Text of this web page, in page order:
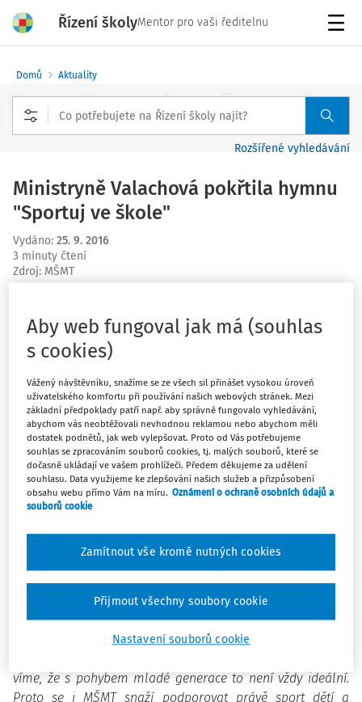
Řízení školyMentor pro vaši ředitelnu
Domů Aktuality
Rozšířené vyhledávání
Ministryně Valachová pokřtila hymnu
"Sportuj ve škole"
Vydáno: 25. 9. 2016
3 minuty čtení
Zdroj: MŠMT
„Sportuj ve škole“ se dnes uskutečnil za účasti autorů
Vašo Patejdla a Eduarda Krečmara v základní škole
Brána jazyků na Uhelném trhu v Praze1. Pokřtila ji
ministryně školství Kateřina Valachová s několika
vynikajícími sportovci.
Skákej výš, házej dál, stopuj míč, jako kdybys ligu hrál.
Dávej gól, nahrávej, jen to před koncem nikdy nevzdávej.
Jezdi s námi na bruslích anebo na kole. Sportuj ve škole…!
Vybízí děti první sloka nové hymny Asociace školních
ministryně školství, mládeže a tělovýchovy Kateřina
Valachová a vynikající sportovci jako např. Lukáš Krpálek,
Josef Dostál, Josef Váňa, Imrich Bugár, Eliška Klučinová a
desetiletý mistr republiky v rychlostní kanoistice Pepík
Řezníček.
víme, že s pohybem mladé generace to není vždy ideální.
Proto se i MŠMT snaží podporovat právě sport dětí a
Aby web fungoval jak má (souhlas
s cookies)
Vážený návštěvníku, snažíme se ze všech sil přinášet vysokou úroveň
uživatelského komfortu při používání našich webových stránek. Mezi
základní předpoklady patří např. aby správně fungovalo vyhledávání,
abychom vás neobtěžovali nevhodnou reklamou nebo abychom měli
dostatek podnětů, jak web vylepšovat. Proto od Vás potřebujeme
souhlas se zpracováním souborů cookies, tj. malých souborů, které se
dočasně ukládají ve vašem prohlížeči. Předem děkujeme za udělení
souhlasu. Data využijeme ke zlepšování našich služeb a přizpůsobení
obsahu webu přímo Vám na míru. Oznámení o ochraně osobních údajů a
souborů cookie
Nastavení souborů cookie
Zamítnout vše kromě nutných cookies
Přijmout všechny soubory cookie